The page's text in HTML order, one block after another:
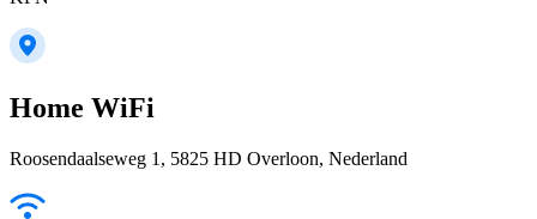
Home WiFi
Roosendaalseweg 1, 5825 HD Overloon, Nederland